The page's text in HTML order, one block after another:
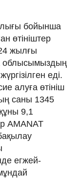
бойынша
өтініштер
жылғы
облысымыздың
еді.
алуға өтініш
саны 1345
9,1
AMANAT
егжей-